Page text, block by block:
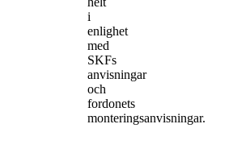
i
enlighet
med
SKFs
anvisningar
och
fordonets
monteringsanvisningar.